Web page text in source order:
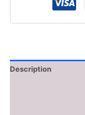
Description